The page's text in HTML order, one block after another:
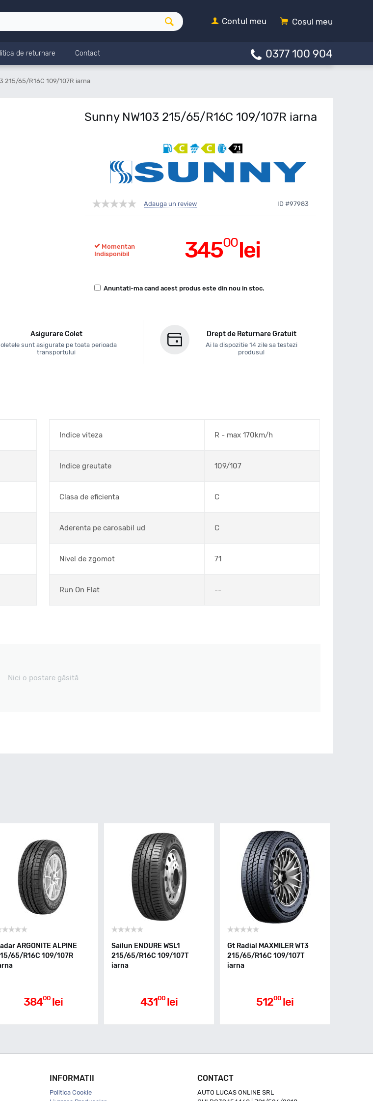
Cosul meu
Contul meu
de returnare Contact 0377 100 904
215/65/R16C 109/107R iarna
Sunny NW103 215/65/R16C 109/107R iarna
Adauga un review ID #97983
34500lei
Momentan
Indisponibil
Anuntati-ma cand acest produs este din nou in stoc.
Asigurare Colet
sunt asigurate pe toata perioada
transportului
Drept de Returnare Gratuit
Ai la dispozitie 14 zile sa testezi
produsul
Indice viteza R - max 170km/h
Indice greutate 109/107
Clasa de eficienta C
Aderenta pe carosabil ud C
Nivel de zgomot 71
Run On Flat --
Nici o postare găsită
ARGONITE ALPINE
65/R16C 109/107R
38400 lei
Sailun ENDURE WSL1
215/65/R16C 109/107T
iarna
43100 lei
Gt Radial MAXMILER WT3
215/65/R16C 109/107T
iarna
51200 lei
INFORMATII
Politica Cookie
CONTACT
AUTO LUCAS ONLINE SRL